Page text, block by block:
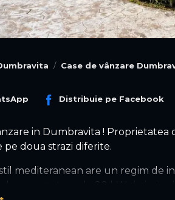
Case de vânzare
Distribuie pe Facebook
in Dumbravita !
pe doua strazi diferite.
mediteranean are un regim de
cu putere de 20 kW si piscina